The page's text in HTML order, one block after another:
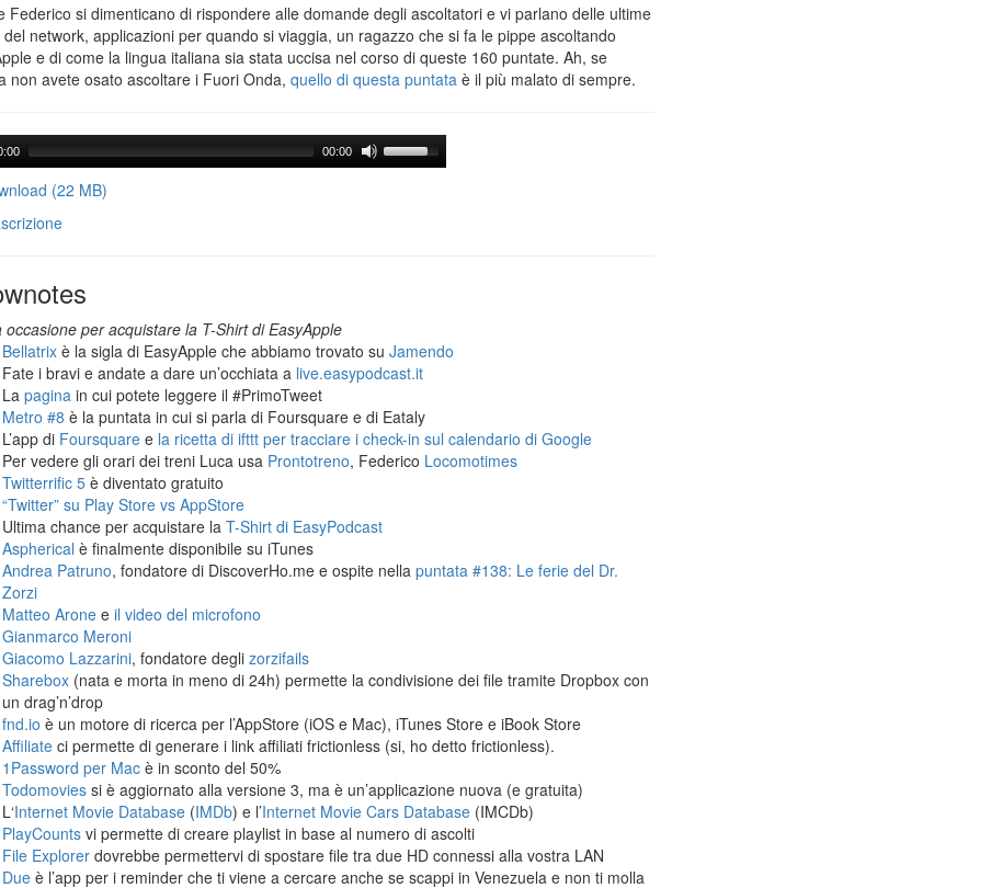
Federico si dimenticano di rispondere alle domande degli ascoltatori e vi parlano delle ultime
del network, applicazioni per quando si viaggia, un ragazzo che si fa le pippe ascoltando
e di come la lingua italiana sia stata uccisa nel corso di queste 160 puntate. Ah, se
non avete osato ascoltare i Fuori Onda, quello di questa puntata è il più malato di sempre.
00:00
(22 MB)
occasione per acquistare la T-Shirt di EasyApple
Bellatrix è la sigla di EasyApple che abbiamo trovato su Jamendo
Fate i bravi e andate a dare un’occhiata a live.easypodcast.it
La pagina in cui potete leggere il #PrimoTweet
Metro #8 è la puntata in cui si parla di Foursquare e di Eataly
L’app di Foursquare e la ricetta di ifttt per tracciare i check-in sul calendario di Google
Per vedere gli orari dei treni Luca usa Prontotreno, Federico Locomotimes
Twitterrific 5 è diventato gratuito
“Twitter” su Play Store vs AppStore
Ultima chance per acquistare la T-Shirt di EasyPodcast
Aspherical è finalmente disponibile su iTunes
Andrea Patruno, fondatore di DiscoverHo.me e ospite nella puntata #138: Le ferie del Dr.
Zorzi
Matteo Arone e il video del microfono
Gianmarco Meroni
Giacomo Lazzarini, fondatore degli zorzifails
Sharebox (nata e morta in meno di 24h) permette la condivisione dei file tramite Dropbox con
un drag’n’drop
fnd.io è un motore di ricerca per l’AppStore (iOS e Mac), iTunes Store e iBook Store
Affiliate ci permette di generare i link affiliati frictionless (si, ho detto frictionless).
1Password per Mac è in sconto del 50%
Todomovies si è aggiornato alla versione 3, ma è un’applicazione nuova (e gratuita)
L‘Internet Movie Database (IMDb) e l’Internet Movie Cars Database (IMCDb)
PlayCounts vi permette di creare playlist in base al numero di ascolti
File Explorer dovrebbe permettervi di spostare file tra due HD connessi alla vostra LAN
Due è l’app per i reminder che ti viene a cercare anche se scappi in Venezuela e non ti molla